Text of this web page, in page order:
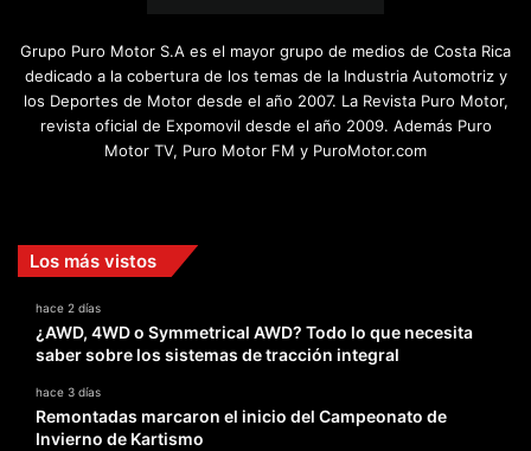
Grupo Puro Motor S.A es el mayor grupo de medios de Costa Rica
dedicado a la cobertura de los temas de la Industria Automotriz y
los Deportes de Motor desde el año 2007. La Revista Puro Motor,
revista oficial de Expomovil desde el año 2009. Además Puro
Motor TV, Puro Motor FM y PuroMotor.com
Los más vistos
hace 2 días
¿AWD, 4WD o Symmetrical AWD? Todo lo que necesita
saber sobre los sistemas de tracción integral
hace 3 días
Remontadas marcaron el inicio del Campeonato de
Invierno de Kartismo